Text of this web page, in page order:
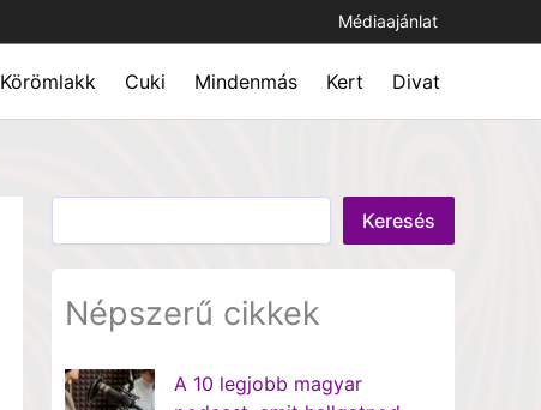
Médiaajánlat
Körömlakk Cuki Mindenmás Kert Divat
Keresés
Népszerű cikkek
A 10 legjobb magyar